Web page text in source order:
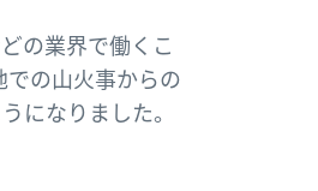
の業界で働くこ
の山火事からの
になりました。